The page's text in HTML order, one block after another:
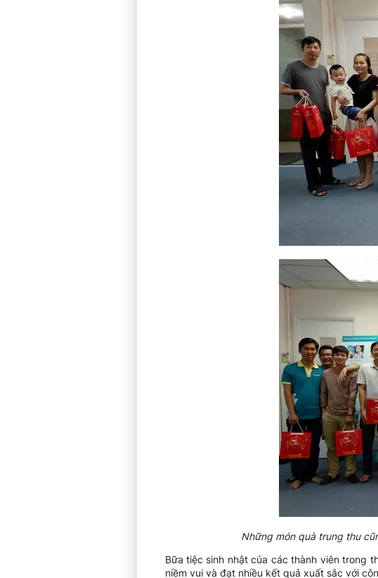
Những món quà trung thu
Bữa tiệc sinh nhật của các thành viên trong
niềm vui và đạt nhiều kết quả xuất sắc với